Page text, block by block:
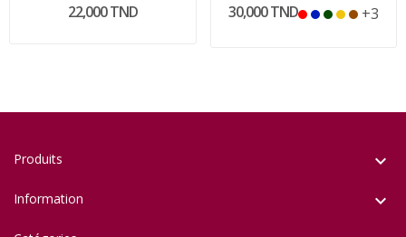
22,000 TND 30,000 TND +3
Produits 
Information 